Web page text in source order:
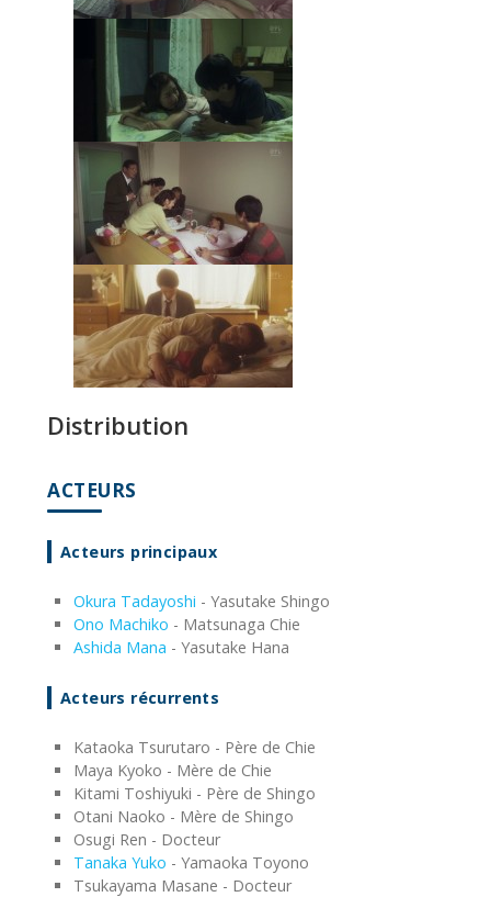
Distribution
ACTEURS
Acteurs principaux
Okura Tadayoshi - Yasutake Shingo
Ono Machiko - Matsunaga Chie
Ashida Mana - Yasutake Hana
Acteurs récurrents
Kataoka Tsurutaro - Père de Chie
Maya Kyoko - Mère de Chie
Kitami Toshiyuki - Père de Shingo
Otani Naoko - Mère de Shingo
Osugi Ren - Docteur
Tanaka Yuko - Yamaoka Toyono
Tsukayama Masane - Docteur